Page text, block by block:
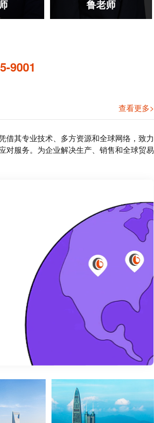
鲁老师
9001
查看更多>
借其专业技术、多方资源和全球网络，致力
对服务。为企业解决生产、销售和全球贸易